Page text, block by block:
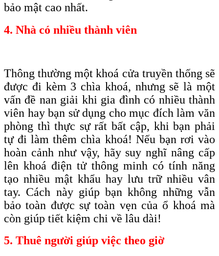
bảo mật cao nhất.
4. Nhà có nhiều thành viên
Thông thường một khoá cửa truyền thống sẽ
được đi kèm 3 chìa khoá, nhưng sẽ là một
vấn đề nan giải khi gia đình có nhiều thành
viên hay bạn sử dụng cho mục đích làm văn
phòng thì thực sự rất bất cập, khi bạn phải
tự đi làm thêm chìa khoá! Nếu bạn rơi vào
hoàn cảnh như vậy, hãy suy nghĩ nâng cấp
lên khoá điện tử thông minh có tính năng
tạo nhiều mật khẩu hay lưu trữ nhiều vân
tay. Cách này giúp bạn không những vẫn
bảo toàn được sự toàn vẹn của ổ khoá mà
còn giúp tiết kiệm chi về lâu dài!
5. Thuê người giúp việc theo giờ